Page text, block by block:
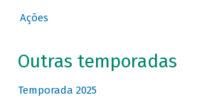
Ações
Outras temporadas
Temporada 2025